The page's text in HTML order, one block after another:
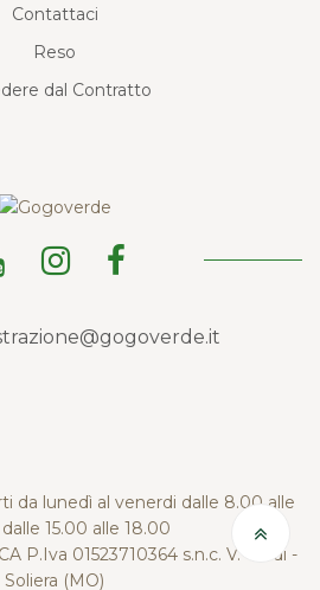
Contattaci
Reso
dal Contratto
da lunedì al venerdi dalle 8.00 alle
15.00 alle 18.00
P.Iva 01523710364 s.n.c. V. Verdi -
Soliera (MO)